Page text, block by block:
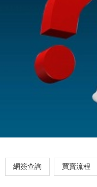
網簽查詢 買賣流程